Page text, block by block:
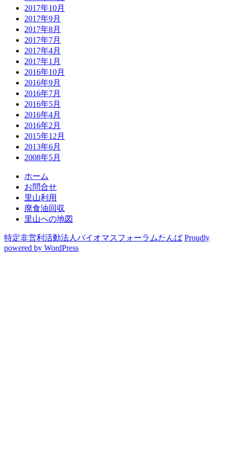
2017年10月
2017年9月
2017年8月
2017年7月
2017年4月
2017年1月
2016年10月
2016年9月
2016年7月
2016年5月
2016年4月
2016年2月
2015年12月
2013年6月
2008年5月
ホーム
お問合せ
里山利用
廃食油回収
里山への地図
特定非営利活動法人バイオマスフォーラムたんば Proudly
powered by WordPress